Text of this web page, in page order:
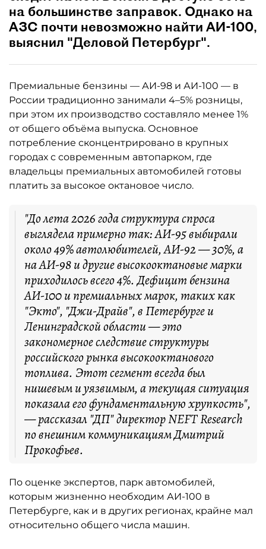
на большинстве заправок. Однако на
АЗС почти невозможно найти АИ-100,
выяснил "Деловой Петербург".
Премиальные бензины — АИ-98 и АИ-100 — в
России традиционно занимали 4–5% розницы,
при этом их производство составляло менее 1%
от общего объёма выпуска. Основное
потребление сконцентрировано в крупных
городах с современным автопарком, где
владельцы премиальных автомобилей готовы
платить за высокое октановое число.
"До лета 2026 года структура спроса
выглядела примерно так: АИ-95 выбирали
около 49% автолюбителей, АИ-92 — 30%, а
на АИ-98 и другие высокооктановые марки
приходилось всего 4%. Дефицит бензина
АИ-100 и премиальных марок, таких как
"Экто", "Джи-Драйв", в Петербурге и
Ленинградской области — это
закономерное следствие структуры
российского рынка высокооктанового
топлива. Этот сегмент всегда был
нишевым и уязвимым, а текущая ситуация
показала его фундаментальную хрупкость",
— рассказал "ДП" директор NEFT Research
по внешним коммуникациям Дмитрий
Прокофьев.
По оценке экспертов, парк автомобилей,
которым жизненно необходим АИ-100 в
Петербурге, как и в других регионах, крайне мал
относительно общего числа машин.